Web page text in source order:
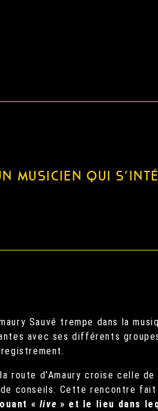
MUSICIEN QUI
Sauvé trempe dans la
avec ses différents
route d’Amaury croise celle
conseils. Cette rencontre fait
« live » et le lieu dans